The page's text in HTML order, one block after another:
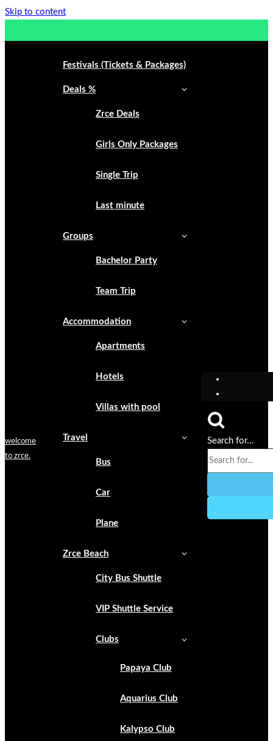
Skip to content
welcome
to zrce.
Festivals (Tickets & Packages)
Deals %
Zrce Deals
Girls Only Packages
Single Trip
Last minute
Groups
Bachelor Party
Team Trip
Accommodation
Apartments
Hotels
Villas with pool
Travel
Bus
Car
Plane
Zrce Beach
City Bus Shuttle
VIP Shuttle Service
Clubs
Papaya Club
Aquarius Club
Kalypso Club
Search for...